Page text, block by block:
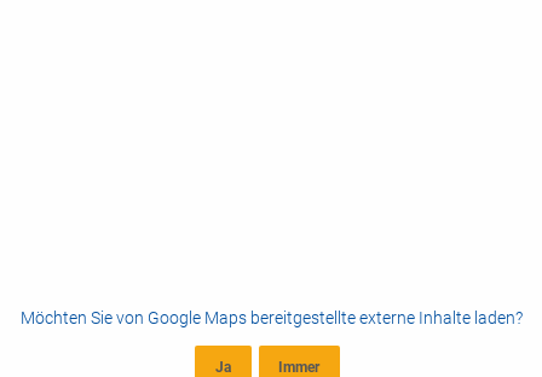
Möchten Sie von Google Mapsbereitgestellte externe Inhalte laden?
Ja Immer